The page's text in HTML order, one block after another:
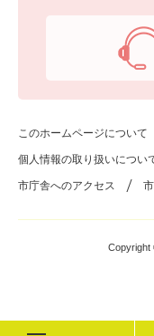
このホームページについて
個人情報の取り扱いについ
市庁舎へのアクセス
Copyright